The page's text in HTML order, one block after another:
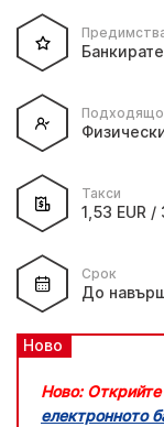
Подходящо
Такси
1,53 EUR
Срок
До
Ново:
електронното
Ново